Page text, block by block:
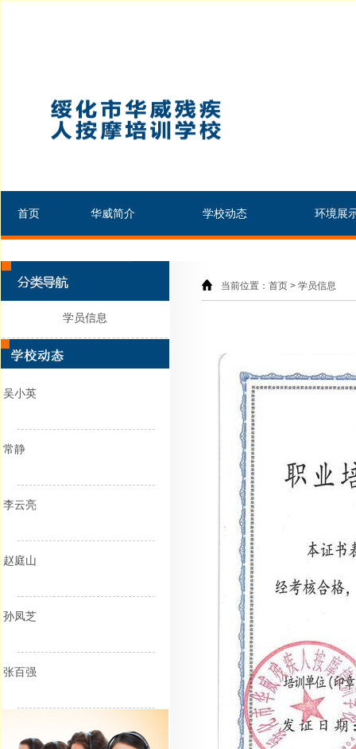
首页 华威简介 学校动态 环境展
学员信息
吴小英
常静
李云亮
赵庭山
孙凤芝
张百强
当前位置：首页 > 学员信息